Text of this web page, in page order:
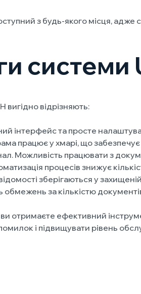
з будь-якого місця, адже
системи
відрізняють:
інтерфейс та просте
працює у хмарі, що
Можливість працювати з
процесів знижує
зберігаються у
обмежень за кількістю
отримаєте ефективний
і підвищувати рівень